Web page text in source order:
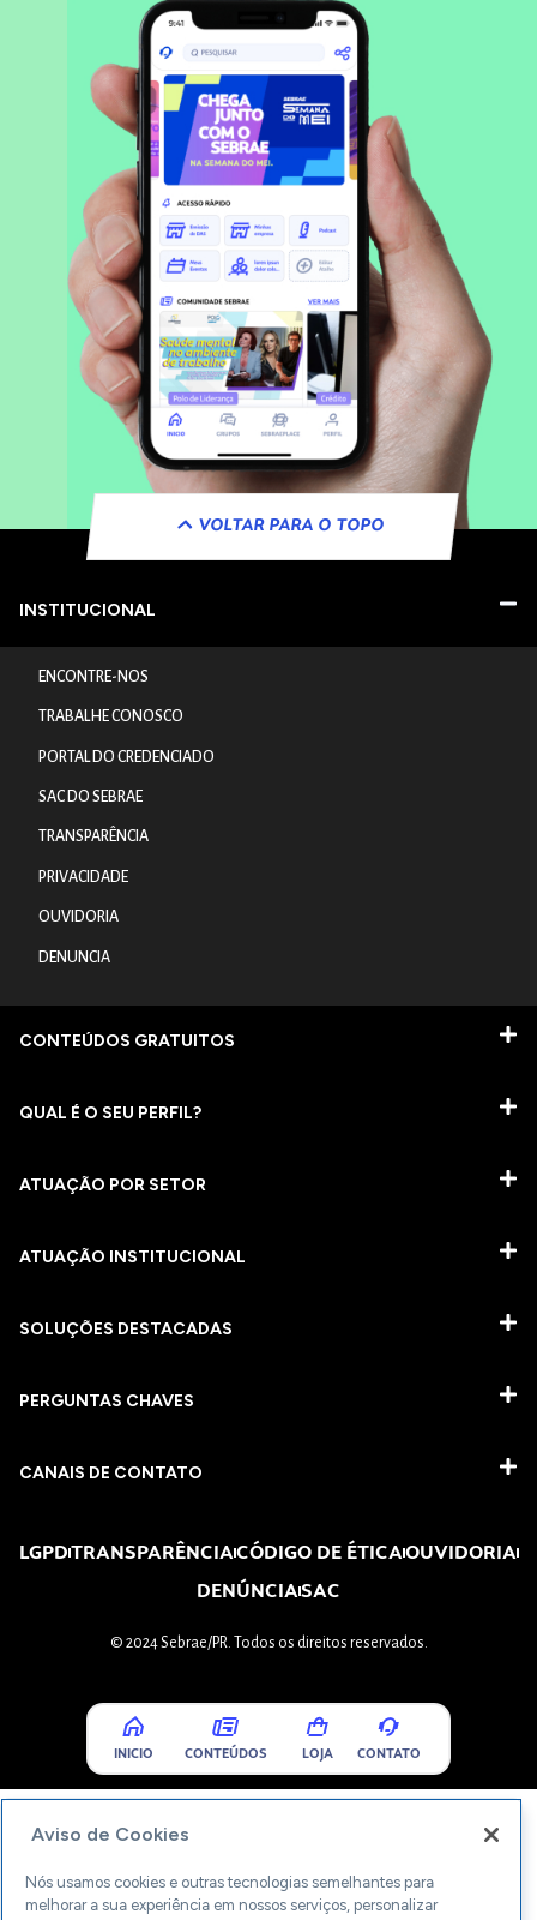
VOLTAR PARA O TOPO
INSTITUCIONAL
ENCONTRE-NOS
TRABALHE CONOSCO
PORTAL DO CREDENCIADO
SAC DO SEBRAE
TRANSPARÊNCIA
PRIVACIDADE
OUVIDORIA
DENUNCIA
CONTEÚDOS GRATUITOS
QUAL É O SEU PERFIL?
ATUAÇÃO POR SETOR
ATUAÇÃO INSTITUCIONAL
SOLUÇÕES DESTACADAS
PERGUNTAS CHAVES​
CANAIS DE CONTATO
LGPDTRANSPARÊNCIACÓDIGO DE ÉTICAOUVIDORIA
DENÚNCIASAC
© 2024 Sebrae/PR. Todos os direitos reservados.
INICIO CONTEÚDOS LOJA CONTATO
Aviso de Cookies
Nós usamos cookies e outras tecnologias semelhantes para
melhorar a sua experiência em nossos serviços, personalizar